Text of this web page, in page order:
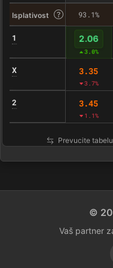
Isplativost 93.1%
1 2.06
3.0%
X 3.35
3.7%
2 3.45
1.1%
Prevucite
©
Vaš partner